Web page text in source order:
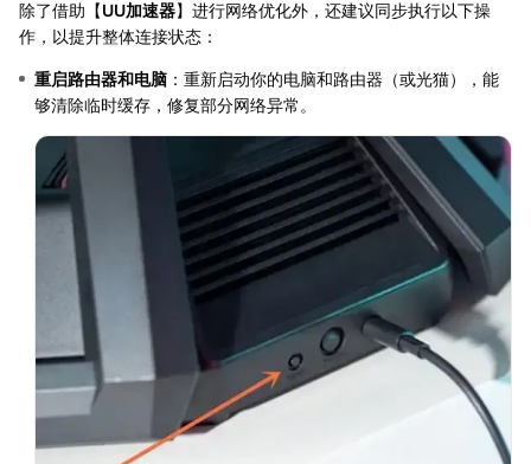
除了借助【UU加速器】进行网络优化外，还建议同步执行以下操
作，以提升整体连接状态：
重启路由器和电脑 ：重新启动你的电脑和路由器（或光猫），能
够清除临时缓存，修复部分网络异常。